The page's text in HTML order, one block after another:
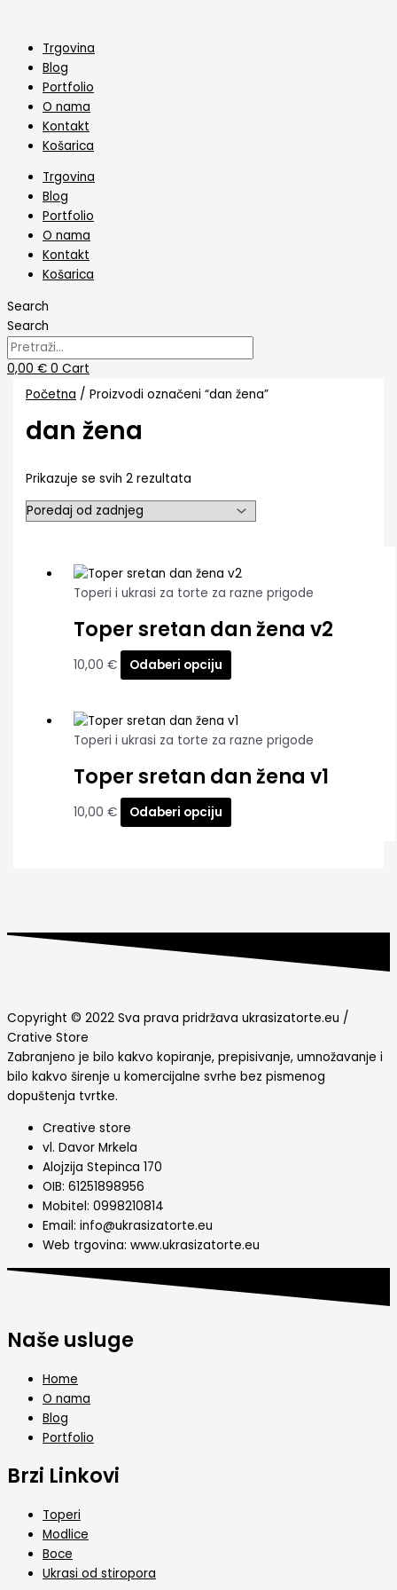
contentTrgovina
Blog
Portfolio
O nama
Kontakt
Košarica
Trgovina
Blog
Portfolio
O nama
Kontakt
Košarica
Search
Search
0,00 € 0 Cart
Početna / Proizvodi označeni “dan žena”
dan žena
Prikazuje se svih 2 rezultata
Toperi i ukrasi za torte za razne prigode
Toper sretan dan žena v2
10,00 € Odaberi opciju
Toperi i ukrasi za torte za razne prigode
Toper sretan dan žena v1
10,00 € Odaberi opciju
Copyright © 2022 Sva prava pridržava ukrasizatorte.eu /
Crative Store
Zabranjeno je bilo kakvo kopiranje, prepisivanje, umnožavanje i
bilo kakvo širenje u komercijalne svrhe bez pismenog
dopuštenja tvrtke.
Creative store
vl. Davor Mrkela
Alojzija Stepinca 170
OIB: 61251898956
Mobitel: 0998210814
Email: info@ukrasizatorte.eu
Web trgovina: www.ukrasizatorte.eu
Naše usluge
Home
O nama
Blog
Portfolio
Brzi Linkovi
Toperi
Modlice
Boce
Ukrasi od stiropora